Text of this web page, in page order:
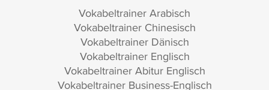
Vokabeltrainer Arabisch
Vokabeltrainer Chinesisch
Vokabeltrainer Dänisch
Vokabeltrainer Englisch
Vokabeltrainer Abitur Englisch
Vokabeltrainer Business-Englisch